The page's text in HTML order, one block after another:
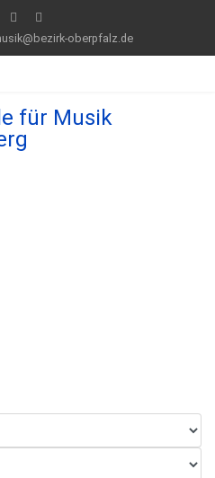
oberpfalz.de